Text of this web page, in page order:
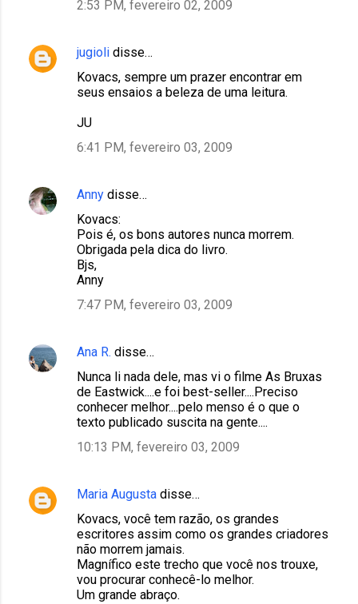
2:53 PM, fevereiro 02, 2009
jugioli disse…
Kovacs, sempre um prazer encontrar em
seus ensaios a beleza de uma leitura.
JU
6:41 PM, fevereiro 03, 2009
Anny disse…
Kovacs:
Pois é, os bons autores nunca morrem.
Obrigada pela dica do livro.
Bjs,
Anny
7:47 PM, fevereiro 03, 2009
Ana R. disse…
Nunca li nada dele, mas vi o filme As Bruxas
de Eastwick....e foi best-seller....Preciso
conhecer melhor....pelo menso é o que o
texto publicado suscita na gente....
10:13 PM, fevereiro 03, 2009
Maria Augusta disse…
Kovacs, você tem razão, os grandes
escritores assim como os grandes criadores
não morrem jamais.
Magnífico este trecho que você nos trouxe,
vou procurar conhecê-lo melhor.
Um grande abraço.